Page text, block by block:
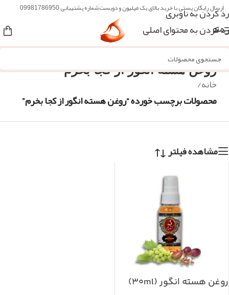
رد کردن به ناوبری
رد کردن به محتوای اصلی
ارسال رایگان پستی با خرید بالای یک میلیون و دویستشماره پشتیبانی 09981786950
منو
روغن هسته انگور از کجا بخرم
خانه/
محصولات برچسب خورده “روغن هسته انگور از کجا بخرم”
مشاهده فیلتر
روغن هسته انگور (۳۰ml)